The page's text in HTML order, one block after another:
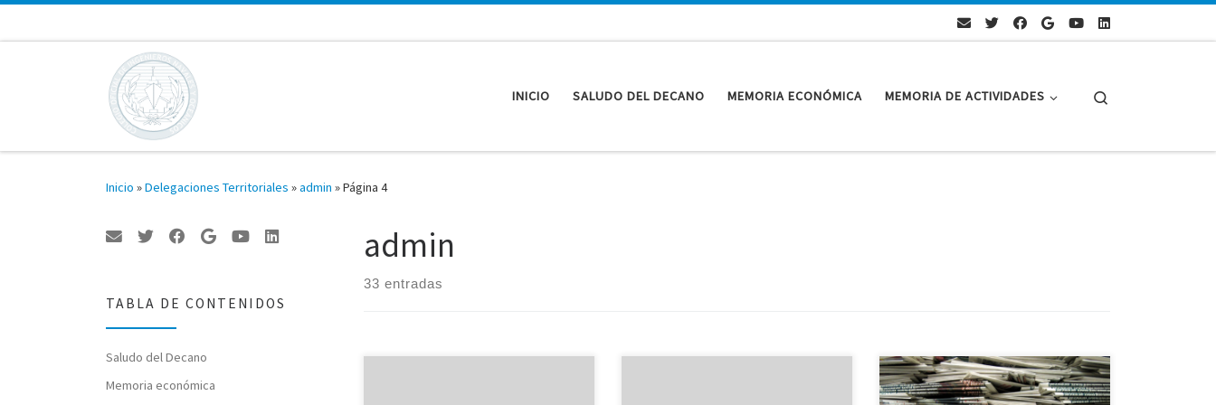
INICIO SALUDO DEL DECANO MEMORIA ECONÓMICA MEMORIA DE ACTIVIDADES
Inicio »Delegaciones Territoriales »admin »Página 4
admin
33 entradas
Siguen en marcha las fichas de
buques en la nueva página web,
TABLA DE CONTENIDOS
Saludo del Decano
Memoria económica